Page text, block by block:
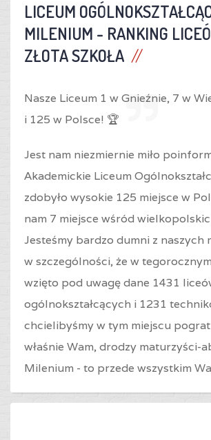
LICEUM
MILENIUM - RANKING
ZŁOTA SZKOŁA
Nasze Liceum 1 w Gnieźnie, 7 w
i 125 w Polsce! 🏆
Jest nam niezmiernie miło
Akademickie Liceum
zdobyło wysokie 125 miejsce w
nam 7 miejsce wśród
Jesteśmy bardzo dumni z naszych
w szczególności, że w
wzięto pod uwagę dane 1431
ogólnokształcących i 1231
chcielibyśmy w tym miejscu
właśnie Wam, drodzy maturzyści-
Milenium - to przede wszystkim